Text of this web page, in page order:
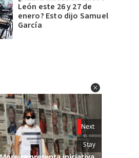
León este 26 y 27 de
enero? Esto dijo Samuel
García